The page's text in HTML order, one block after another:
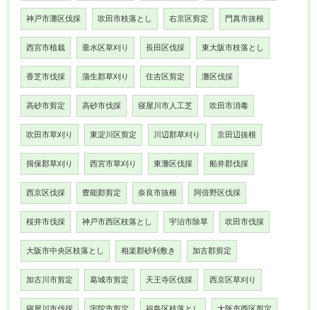
神戸市灘区伐採 吹田市枝落とし 右京区剪定 門真市抜根
西宮市植栽 垂水区草刈り 長田区伐採 東大阪市枝落とし
香芝市伐採 蒲生郡草刈り 住吉区剪定 灘区伐採
高砂市剪定 高砂市伐採 寝屋川市人工芝 吹田市消毒
吹田市草刈り 東淀川区剪定 川辺郡草刈り 京田辺抜根
揖保郡草刈り 西宮市草刈り 東灘区伐採 船井郡伐採
西京区伐採 豊能郡剪定 奈良市抜根 阿倍野区伐採
桜井市伐採 神戸市西区枝落とし 宇治市除草 吹田市伐採
大阪市中央区枝落とし 相楽郡砂利敷き 加古郡剪定
加古川市剪定 葛城市剪定 天王寺区伐採 西京区草刈り